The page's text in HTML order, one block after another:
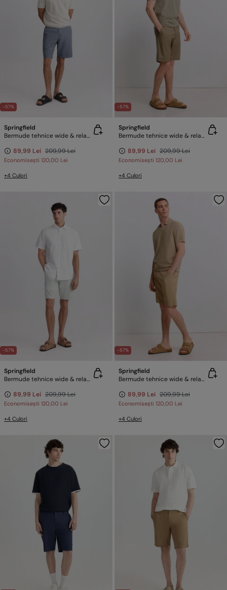
-57%
Springfield
Bermude tehnice wide & relaxed fit
89,99 Lei 209,99 Lei
Economisești 120,00 Lei
+4 Culori
-57%
Springfield
Bermude tehnice wide & relaxed fit
89,99 Lei 209,99 Lei
Economisești 120,00 Lei
+4 Culori
-57%
Springfield
Bermude tehnice wide & relaxed fit
89,99 Lei 209,99 Lei
Economisești 120,00 Lei
+4 Culori
-57%
Springfield
Bermude tehnice wide & relaxed fit
89,99 Lei 209,99 Lei
Economisești 120,00 Lei
+4 Culori